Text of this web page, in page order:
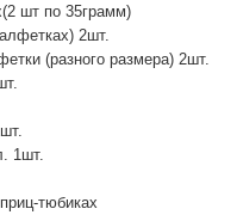
шт по 35грамм)
2шт.
(разного размера) 2шт.
1шт.
тюбиках